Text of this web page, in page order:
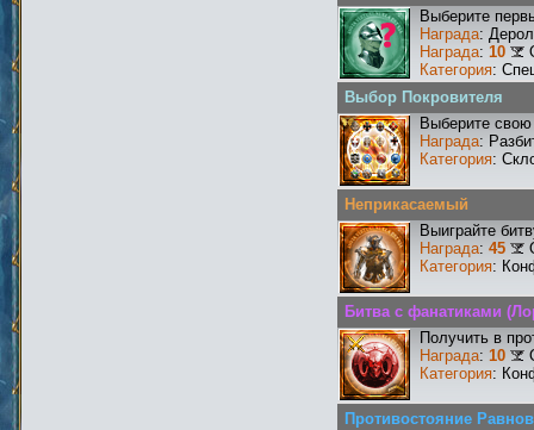
Выберите
Награда:
Награда: 10
Категория:
Выбор Покровителя
Выберите свою
Награда:
Категория:
Неприкасаемый
Выиграйте
Награда: 45
Категория:
Битва с фанатиками
Получить в
Награда: 10
Категория:
Противостояние